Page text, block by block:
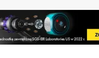
element 1 z 10